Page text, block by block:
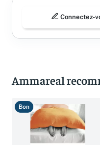
Connectez-
Ammareal
Bon